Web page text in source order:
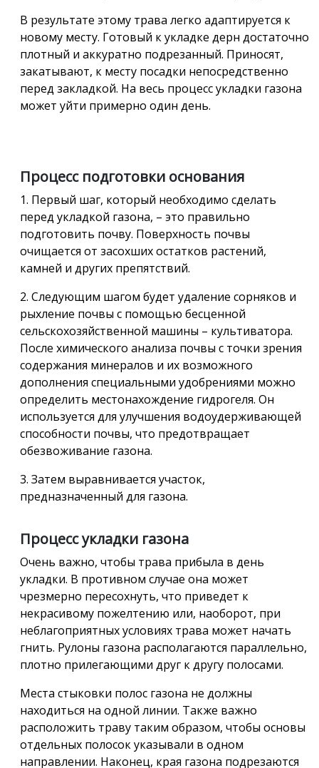
В результате этому трава легко адаптируется к
новому месту. Готовый к укладке дерн достаточно
плотный и аккуратно подрезанный. Приносят,
закатывают, к месту посадки непосредственно
перед закладкой. На весь процесс укладки газона
может уйти примерно один день.
Процесс подготовки основания
1. Первый шаг, который необходимо сделать
перед укладкой газона, – это правильно
подготовить почву. Поверхность почвы
очищается от засохших остатков растений,
камней и других препятствий.
2. Следующим шагом будет удаление сорняков и
рыхление почвы с помощью бесценной
сельскохозяйственной машины – культиватора.
После химического анализа почвы с точки зрения
содержания минералов и их возможного
дополнения специальными удобрениями можно
определить местонахождение гидрогеля. Он
используется для улучшения водоудерживающей
способности почвы, что предотвращает
обезвоживание газона.
3. Затем выравнивается участок,
предназначенный для газона.
Процесс укладки газона
Очень важно, чтобы трава прибыла в день
укладки. В противном случае она может
чрезмерно пересохнуть, что приведет к
некрасивому пожелтению или, наоборот, при
неблагоприятных условиях трава может начать
гнить. Рулоны газона располагаются параллельно,
плотно прилегающими друг к другу полосами.
Места стыковки полос газона не должны
находиться на одной линии. Также важно
расположить траву таким образом, чтобы основы
отдельных полосок указывали в одном
направлении. Наконец, края газона подрезаются